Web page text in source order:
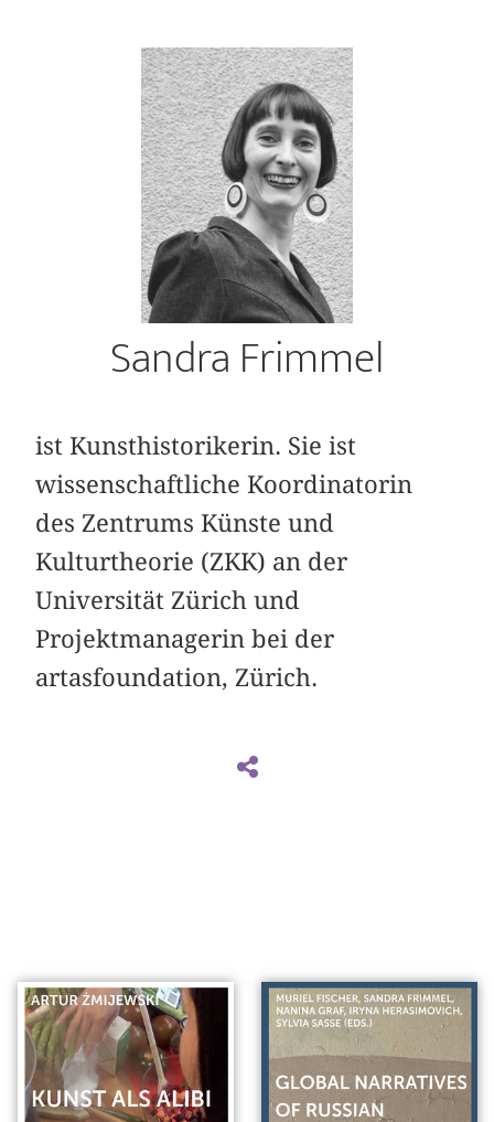
Sandra Frimmel
ist Kunsthistorikerin. Sie ist
wissenschaftliche Koordinatorin
des Zentrums Künste und
Kulturtheorie (ZKK) an der
Universität Zürich und
Projektmanagerin bei der
artasfoundation, Zürich.